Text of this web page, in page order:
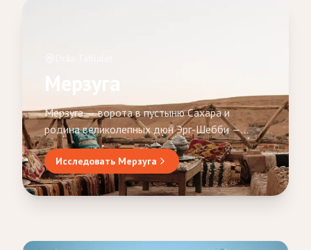
Мерзуга
Мерзуга — ворота в пустыню Сахара и
родина великолепных дюн Эрг-Шебби —
одного из самых знаковых пейзажей
Марокко. Поднимаясь до 150 метров, эти
золотые дюны являются центром каждого
пустынного приключения: верблюжьи
экскурсии на 4x4 в глубь песчаного моря.
Исследовать Мерзуга